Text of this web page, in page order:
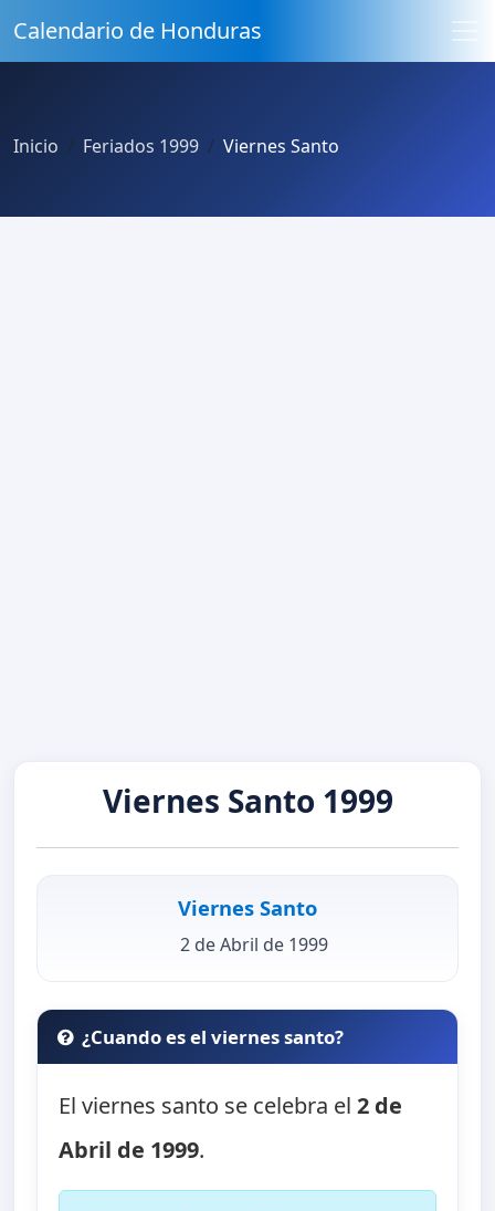
Calendario de Honduras
Inicio Feriados 1999 Viernes Santo
Viernes Santo 1999
Viernes Santo
2 de Abril de 1999
¿Cuando es el viernes santo?
El viernes santo se celebra el2 de
Abril de 1999.